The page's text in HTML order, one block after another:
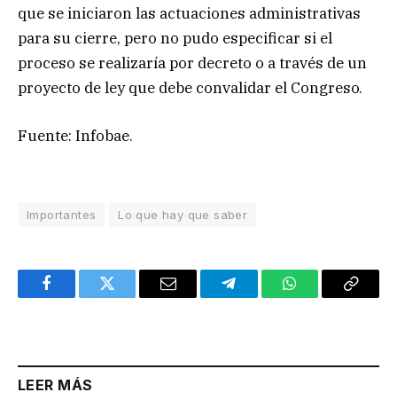
que se iniciaron las actuaciones administrativas
para su cierre, pero no pudo especificar si el
proceso se realizaría por decreto o a través de un
proyecto de ley que debe convalidar el Congreso.
Fuente: Infobae.
Importantes Lo que hay que saber
FacebookTwitter Email TelegramWhatsAppCopy
LEER MÁS